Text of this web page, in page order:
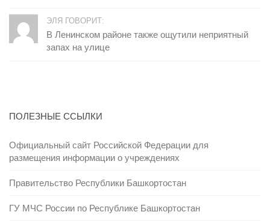
ЭЛЯ ГОВОРИТ:
В Ленинском районе также ощутили неприятный
запах на улице
ПОЛЕЗНЫЕ ССЫЛКИ
Официальный сайт Российской Федерации для
размещения информации о учреждениях
Правительство Республики Башкортостан
ГУ МЧС России по Республике Башкортостан